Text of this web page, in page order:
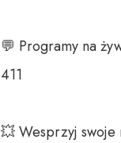
💬 Programy na
411
💥 Wesprzyj swoje